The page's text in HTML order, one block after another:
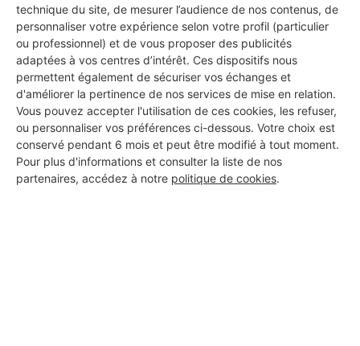
technique du site, de mesurer l’audience de nos contenus, de
personnaliser votre expérience selon votre profil (particulier
ou professionnel) et de vous proposer des publicités
adaptées à vos centres d’intérêt. Ces dispositifs nous
permettent également de sécuriser vos échanges et
d'améliorer la pertinence de nos services de mise en relation.
Vous pouvez accepter l'utilisation de ces cookies, les refuser,
ou personnaliser vos préférences ci-dessous. Votre choix est
conservé pendant 6 mois et peut être modifié à tout moment.
Pour plus d'informations et consulter la liste de nos
partenaires, accédez à notre politique de cookies.
SOLU'PRO Rénov
Saint-Martin-d'Hères
7 ans d'expérience
Voir sa fiche